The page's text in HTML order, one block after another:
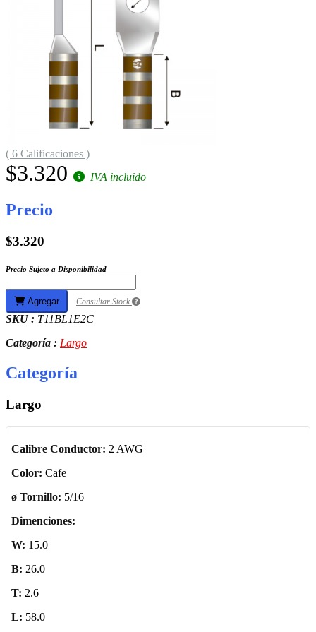
( 6 Calificaciones )
$3.320 IVA incluido
Precio
$3.320
Precio Sujeto a Disponibilidad
Agregar Consultar Stock
SKU : T11BL1E2C
Categoría : Largo
Categoría
Largo
Calibre Conductor: 2 AWG
Color: Cafe
ø Tornillo: 5/16
Dimenciones:
W: 15.0
B: 26.0
T: 2.6
L: 58.0